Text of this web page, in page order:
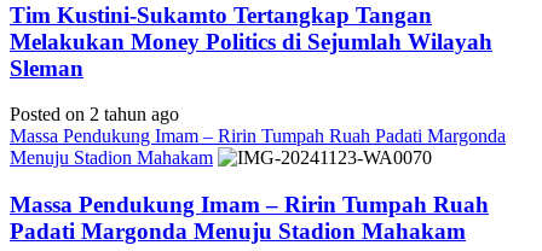
Tim Kustini-Sukamto Tertangkap Tangan
Melakukan Money Politics di Sejumlah Wilayah
Sleman
Posted on 2 tahun ago
Massa Pendukung Imam – Ririn Tumpah Ruah Padati Margonda
Menuju Stadion Mahakam
Massa Pendukung Imam – Ririn Tumpah Ruah
Padati Margonda Menuju Stadion Mahakam